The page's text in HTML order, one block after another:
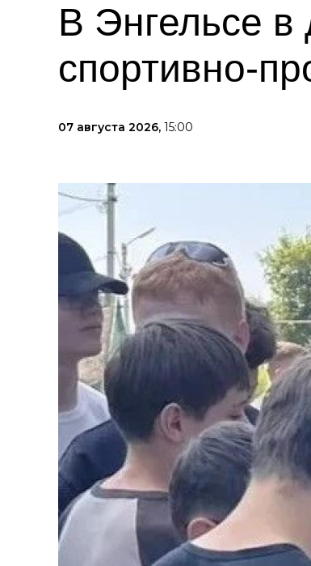
В Энгельсе в
спортивно-
07 августа 2026, 15:00